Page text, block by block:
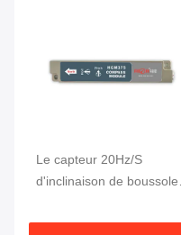
DCM250B MEMS
NMEA0183 Protocole
électronique MCU 3 axes